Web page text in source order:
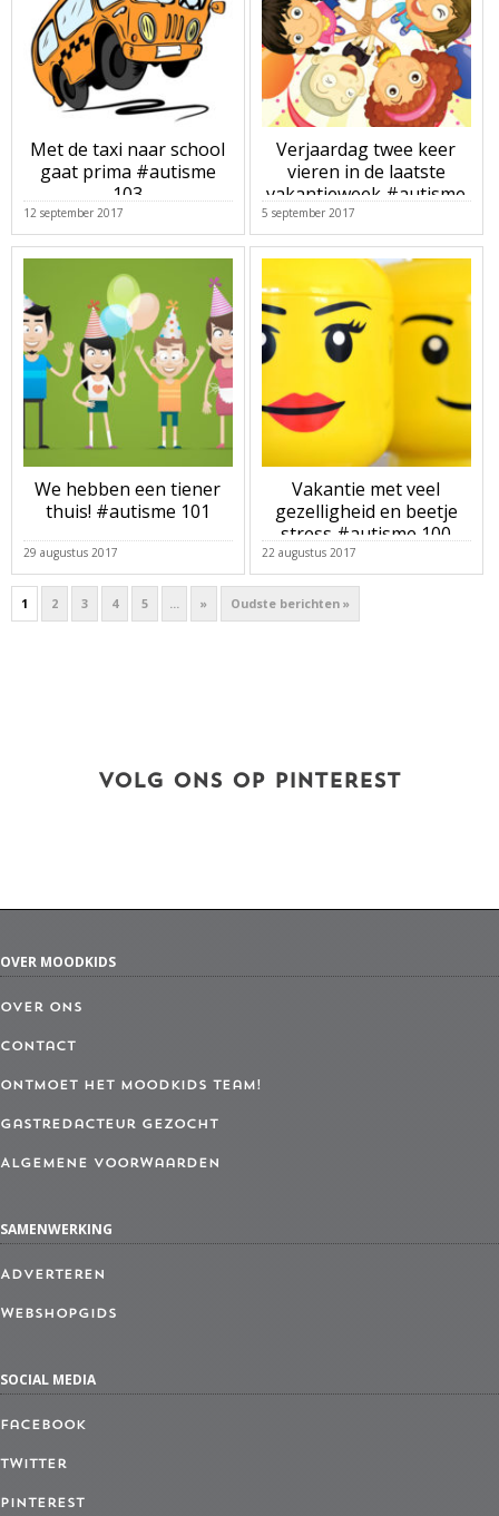
Met de taxi naar school
gaat prima #autisme
103
12 september 2017
Verjaardag twee keer
vieren in de laatste
vakantieweek #autisme
102
5 september 2017
We hebben een tiener
thuis! #autisme 101
29 augustus 2017
Vakantie met veel
gezelligheid en beetje
stress #autisme 100
22 augustus 2017
1 2 3 4 5 » Oudste berichten »
VOLG ONS OP PINTEREST
OVER MOODKIDS
Over ons
Contact
Ontmoet het MoodKids Team!
Gastredacteur gezocht
Algemene Voorwaarden
SAMENWERKING
Adverteren
Webshopgids
SOCIAL MEDIA
Facebook
Twitter
Pinterest